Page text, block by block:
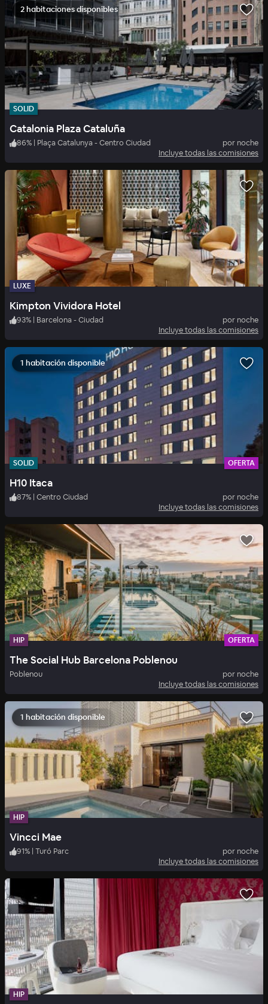
2 habitaciones disponibles
SOLID
Catalonia Plaza Cataluña
86% | Plaça Catalunya - Centro Ciudad
por noche
Incluye todas las comisiones
LUXE
Kimpton Vividora Hotel
93% | Barcelona - Ciudad
por noche
Incluye todas las comisiones
1 habitación disponible
SOLID OFERTA
H10 Itaca
87% | Centro Ciudad
por noche
Incluye todas las comisiones
HIP OFERTA
The Social Hub Barcelona Poblenou
Poblenou
por noche
Incluye todas las comisiones
1 habitación disponible
HIP
Vincci Mae
91% | Turó Parc
por noche
Incluye todas las comisiones
HIP